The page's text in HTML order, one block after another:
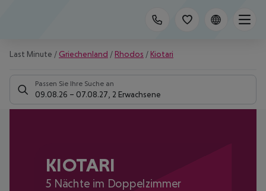
Last Minute / Griechenland / Rhodos / Kiotari
Passen Sie Ihre Suche an
09.08.26 – 07.08.27 2 Erwachsene
KIOTARI
5 Nächte im Doppelzimmer